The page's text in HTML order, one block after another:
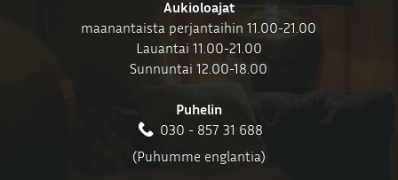
Aukioloajat
maanantaista perjantaihin 11.00-21.00
Lauantai 11.00-21.00
Sunnuntai 12.00-18.00
Puhelin
030 - 857 31 688
(Puhumme englantia)